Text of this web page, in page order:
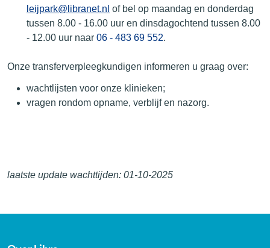
leijpark@libranet.nl of bel op maandag en donderdag
tussen 8.00 - 16.00 uur en dinsdagochtend tussen 8.00
- 12.00 uur naar 06 - 483 69 552.
Onze transferverpleegkundigen informeren u graag over:
wachtlijsten voor onze klinieken;
vragen rondom opname, verblijf en nazorg.
laatste update wachttijden: 01-10-2025